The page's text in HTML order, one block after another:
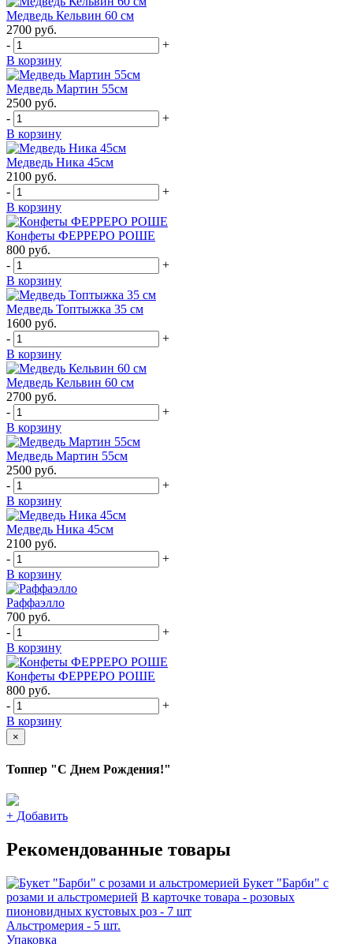
Медведь Кельвин 60 см
2700 руб.
-
+
В корзину
Медведь Мартин 55см
2500 руб.
-
+
В корзину
Медведь Ника 45см
2100 руб.
-
+
В корзину
Конфеты ФЕРРЕРО РОШЕ
800 руб.
-
+
В корзину
Медведь Топтыжка 35 см
1600 руб.
-
+
В корзину
Медведь Кельвин 60 см
2700 руб.
-
+
В корзину
Медведь Мартин 55см
2500 руб.
-
+
В корзину
Медведь Ника 45см
2100 руб.
-
+
В корзину
Раффаэлло
700 руб.
-
+
В корзину
Конфеты ФЕРРЕРО РОШЕ
800 руб.
-
+
В корзину
×
Топпер "С Днем Рождения!"
+ Добавить
Рекомендованные товары
Букет "Барби" с
розами и альстромерией В карточке товара - розовых
пионовидных кустовых роз - 7 шт
Альстромерия - 5 шт.
Упаковка